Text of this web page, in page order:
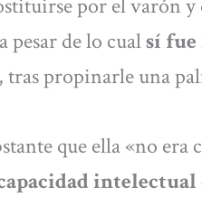
por el varón
pesar de lo cualsí fue
tras propinarle una
que ella «no era
intelectual